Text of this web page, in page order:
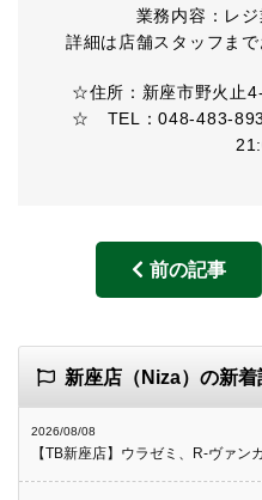
業務内容：レ
詳細は店舗スタッフまで
☆住所：新座市野火
☆ TEL：048-483-
前の記事
新座店（Niza）の新着
2026/08/08
【TB新座店】ウラゼミ、R-ヴァ